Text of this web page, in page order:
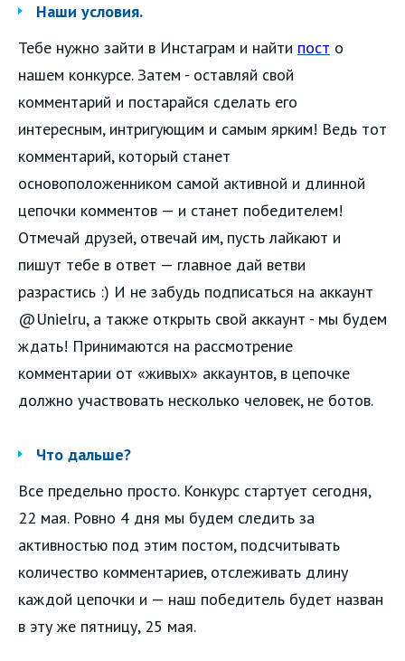
Наши условия.
Тебе нужно зайти в Инстаграм и найти пост о
нашем конкурсе. Затем - оставляй свой
комментарий и постарайся сделать его
интересным, интригующим и самым ярким! Ведь тот
комментарий, который станет
основоположенником самой активной и длинной
цепочки комментов — и станет победителем!
Отмечай друзей, отвечай им, пусть лайкают и
пишут тебе в ответ — главное дай ветви
разрастись :) И не забудь подписаться на аккаунт
@Unielru, а также открыть свой аккаунт - мы будем
ждать! Принимаются на рассмотрение
комментарии от «живых» аккаунтов, в цепочке
должно участвовать несколько человек, не ботов.
Что дальше?
Все предельно просто. Конкурс стартует сегодня,
22 мая. Ровно 4 дня мы будем следить за
активностью под этим постом, подсчитывать
количество комментариев, отслеживать длину
каждой цепочки и — наш победитель будет назван
в эту же пятницу, 25 мая.